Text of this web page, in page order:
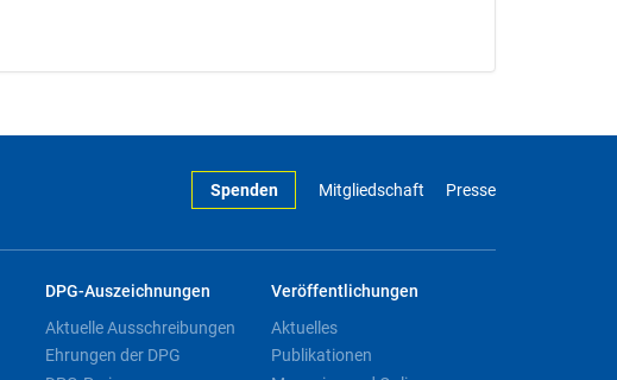
Spenden Mitgliedschaft Presse
DPG-Auszeichnungen
Aktuelle Ausschreibungen
Ehrungen der DPG
Veröffentlichungen
Aktuelles
Publikationen